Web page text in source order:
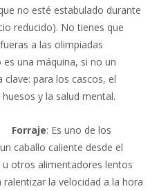
no esté estabulado durante
reducido). No tienes que
a las olimpiadas
una máquina, si no un
para los cascos, el
y la salud mental.
Forraje: Es uno de los
caballo caliente desde el
otros alimentadores lentos
la velocidad a la hora